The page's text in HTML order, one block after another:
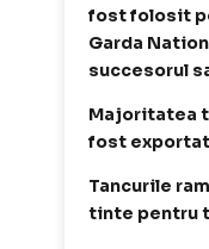
fost folosit
Garda
succesorul
Majoritatea
fost
Tancurile
tinte pentru